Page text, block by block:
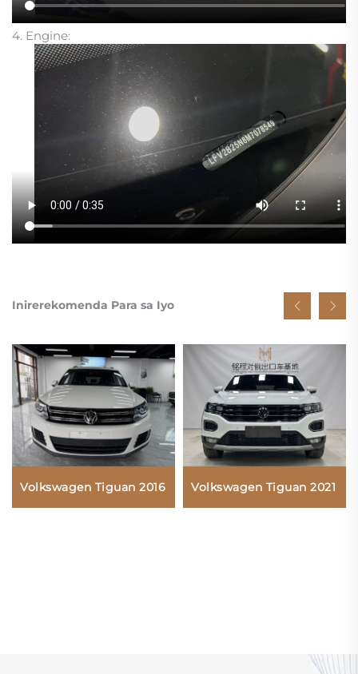
4. Engine:
Inirerekomenda Para sa Iyo
Volkswagen Tiguan 2016 Volkswagen Tiguan 2021